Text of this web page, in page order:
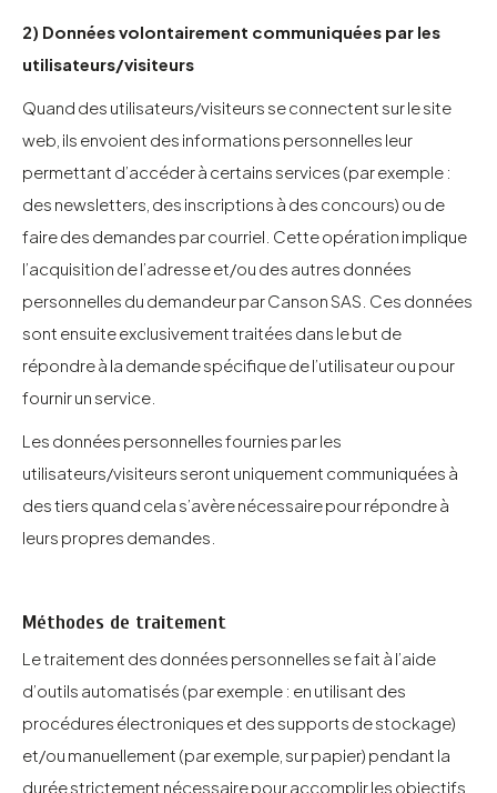
2) Données volontairement communiquées par les
utilisateurs/visiteurs
Quand des utilisateurs/visiteurs se connectent sur le site
web, ils envoient des informations personnelles leur
permettant d’accéder à certains services (par exemple :
des newsletters, des inscriptions à des concours) ou de
faire des demandes par courriel. Cette opération implique
l’acquisition de l’adresse et/ou des autres données
personnelles du demandeur par Canson SAS. Ces données
sont ensuite exclusivement traitées dans le but de
répondre à la demande spécifique de l’utilisateur ou pour
fournir un service.
Les données personnelles fournies par les
utilisateurs/visiteurs seront uniquement communiquées à
des tiers quand cela s’avère nécessaire pour répondre à
leurs propres demandes.
Méthodes de traitement
Le traitement des données personnelles se fait à l’aide
d’outils automatisés (par exemple : en utilisant des
procédures électroniques et des supports de stockage)
et/ou manuellement (par exemple, sur papier) pendant la
durée strictement nécessaire pour accomplir les objectifs